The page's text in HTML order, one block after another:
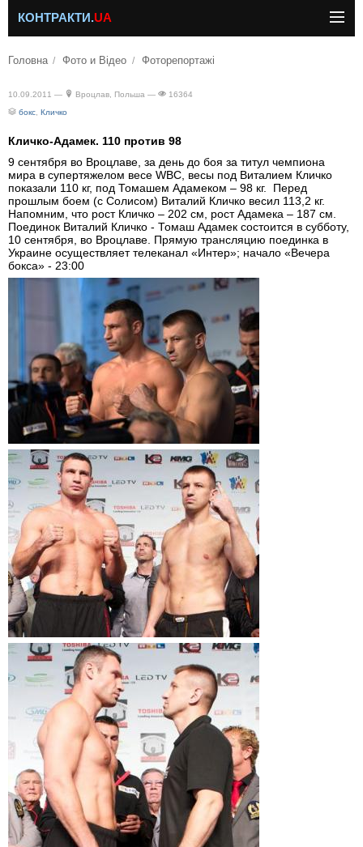
КОНТРАКТИ.UA
Головна Фото и Відео Фоторепортажі
10.09.2011 — Вроцлав, Польша —
16364
бокс Кличко
Кличко-Адамек. 110 против 98
9 сентября во Вроцлаве, за день до боя за титул чемпиона
мира в супертяжелом весе WBC, весы под Виталием Кличко
показали 110 кг, под Томашем Адамеком – 98 кг. Перед
прошлым боем (с Солисом) Виталий Кличко весил 113,2 кг.
Напомним, что рост Кличко – 202 см, рост Адамека – 187 см.
Поединок Виталий Кличко - Томаш Адамек состоится в субботу,
10 сентября, во Вроцлаве. Прямую трансляцию поединка в
Украине осуществляет телеканал «Интер»; начало «Вечера
бокса» - 23:00